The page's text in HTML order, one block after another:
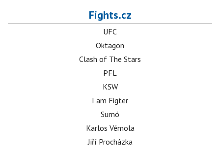
Fights.cz
UFC
Oktagon
Clash of The Stars
PFL
KSW
I am Figter
Sumó
Karlos Vémola
Jiří Procházka